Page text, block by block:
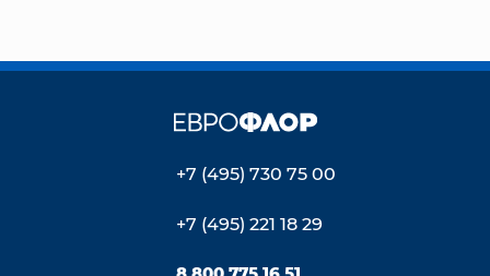
+7 (495) 730 75 00
+7 (495) 221 18 29